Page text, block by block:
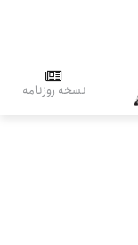
نسخه روزنامه